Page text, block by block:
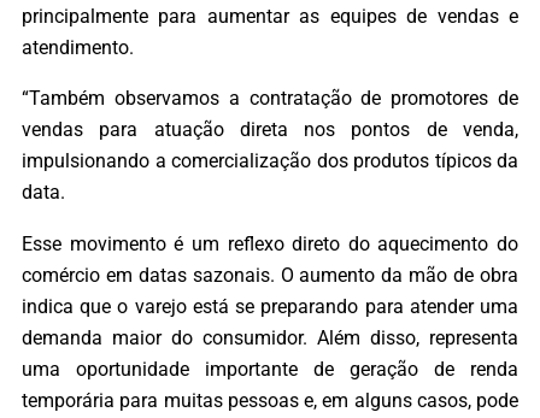
principalmente para aumentar as equipes de vendas e
atendimento.
“Também observamos a contratação de promotores de
vendas para atuação direta nos pontos de venda,
impulsionando a comercialização dos produtos típicos da
data.
Esse movimento é um reflexo direto do aquecimento do
comércio em datas sazonais. O aumento da mão de obra
indica que o varejo está se preparando para atender uma
demanda maior do consumidor. Além disso, representa
uma oportunidade importante de geração de renda
temporária para muitas pessoas e, em alguns casos, pode